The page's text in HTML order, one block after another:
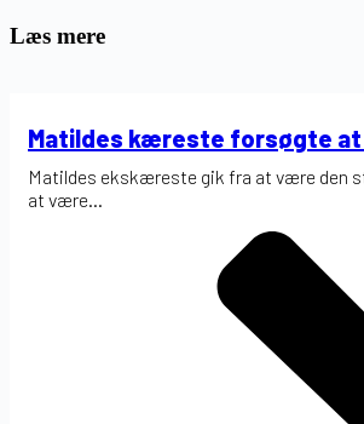
Læs mere
Matildes kæreste forsøgte
Matildes ekskæreste gik fra at være den
at være...